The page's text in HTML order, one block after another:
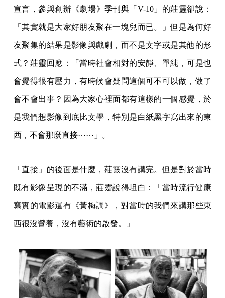
宣言，參與創辦《劇場》季刊與「V-10」的莊靈卻說：
「其實就是大家好朋友聚在一塊兒而已。」但是為何好
友聚集的結果是影像與戲劇，而不是文字或是其他的形
式？莊靈回應：「當時社會相對的安靜、單純，可是也
會覺得很有壓力，有時候會疑問這個可不可以做，做了
會不會出事？因為大家心裡面都有這樣的一個感覺，於
是我們想影像到底比文學，特別是白紙黑字寫出來的東
西，不會那麼直接⋯⋯」。
「直接」的後面是什麼，莊靈沒有講完。但是對於當時
既有影像呈現的不滿，莊靈說得坦白：「當時流行健康
寫實的電影還有《黃梅調》，對當時的我們來講那些東
西很沒營養，沒有藝術的啟發。」